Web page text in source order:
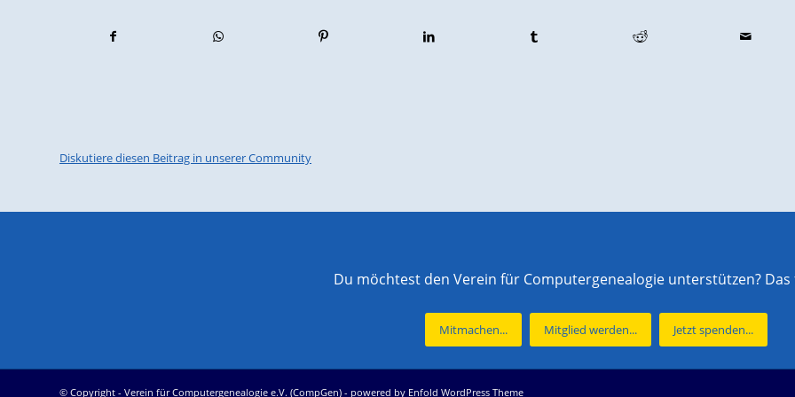
Diskutiere diesen Beitrag in unserer Community
Du möchtest den Verein für Computergenealogie unterstützen?
Mitmachen... Mitglied werden... Jetzt spenden...
© Copyright - Verein für Computergenealogie e.V. (CompGen) - powered by Enfold WordPress Theme